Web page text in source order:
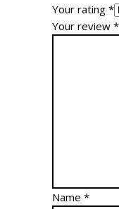
Your rating *
Your review *
Name *